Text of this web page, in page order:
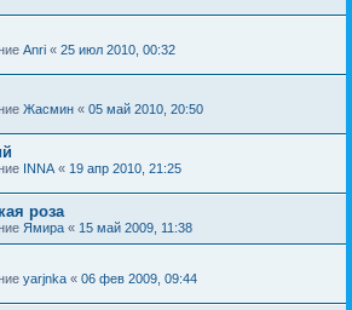
Anri « 25 июл 2010, 00:32
Жасмин « 05 май 2010, 20:50
INNA « 19 апр 2010, 21:25
роза
Ямира « 15 май 2009, 11:38
yarjnka « 06 фев 2009, 09:44